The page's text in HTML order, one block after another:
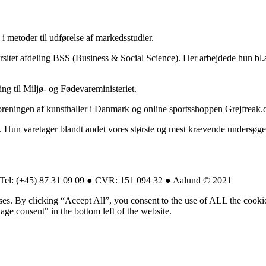
metoder til udførelse af markedsstudier.
afdeling BSS (Business & Social Science). Her arbejdede hun
til Miljø- og Fødevareministeriet.
af kunsthaller i Danmark og online sportsshoppen
varetager blandt andet vores største og mest krævende
(+45) 87 31 09 09 ● CVR: 151 094 32 ● Aalund © 2021
By clicking “Accept All”, you consent to the use of ALL the
consent" in the bottom left of the website.